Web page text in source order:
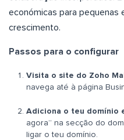
económicas para pequenas
crescimento.
Passos para o configurar
Visita o site do Zoho
navega até à página
Adiciona o teu domínio
agora” na secção do
ligar o teu domínio.